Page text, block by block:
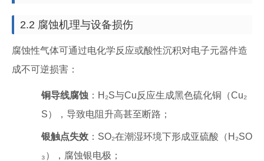
2.2 腐蚀机理与设备损伤
腐蚀性气体可通过电化学反应或酸性沉积对电子元器件造
成不可逆损害：
铜导线腐蚀 ：H₂S与Cu反应生成黑色硫化铜（Cu₂
S），导致电阻升高甚至断路；
银触点失效 ：SO₂在潮湿环境下形成亚硫酸（H₂SO
₃），腐蚀银电极；